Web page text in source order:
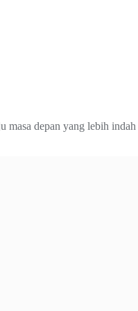
masa depan yang lebih indah